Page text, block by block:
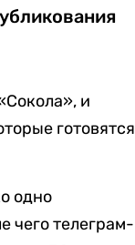
и
готовятся
одно
чего телеграм-